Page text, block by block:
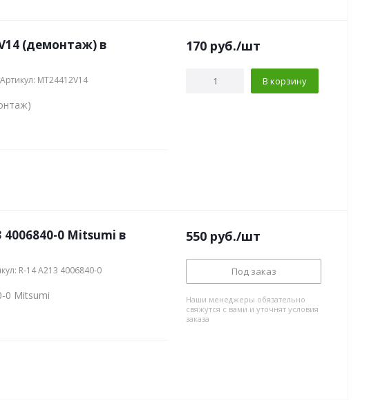
(демонтаж) в
Артикул: MT24412V14
170 руб./шт
В корзину
0 Mitsumi в
R-14 A213 4006840-0
0 Mitsumi
550 руб./шт
Под заказ
Наши менеджеры обязательно
свяжутся с вами и уточнят условия
заказа